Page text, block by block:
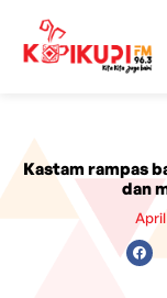
Kastam rampas
dan
April